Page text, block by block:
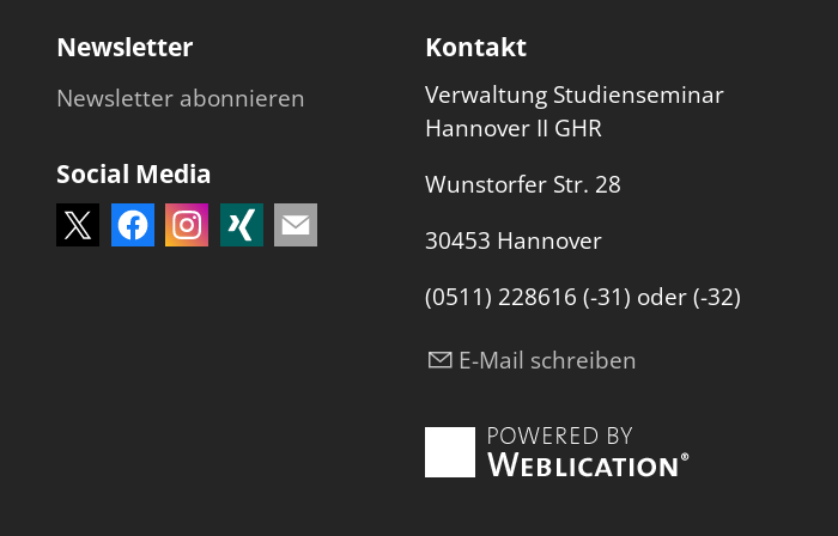
Newsletter
Newsletter abonnieren
Social Media
Kontakt
Verwaltung Studienseminar
Hannover II GHR
Wunstorfer Str. 28
30453 Hannover
(0511) 228616 (-31) oder (-32)
E-Mail schreiben